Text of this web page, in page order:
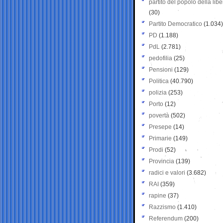
partito del popolo della
(30)
Partito Democratico (1.034)
PD (1.188)
PdL (2.781)
pedofilia (25)
Pensioni (129)
Politica (40.790)
polizia (253)
Porto (12)
povertà (502)
Presepe (14)
Primarie (149)
Prodi (52)
Provincia (139)
radici e valori (3.682)
RAI (359)
rapine (37)
Razzismo (1.410)
Referendum (200)